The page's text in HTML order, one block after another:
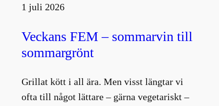
1 juli 2026
Veckans FEM – sommarvin till
sommargrönt
Grillat kött i all ära. Men visst längtar vi
ofta till något lättare – gärna vegetariskt –